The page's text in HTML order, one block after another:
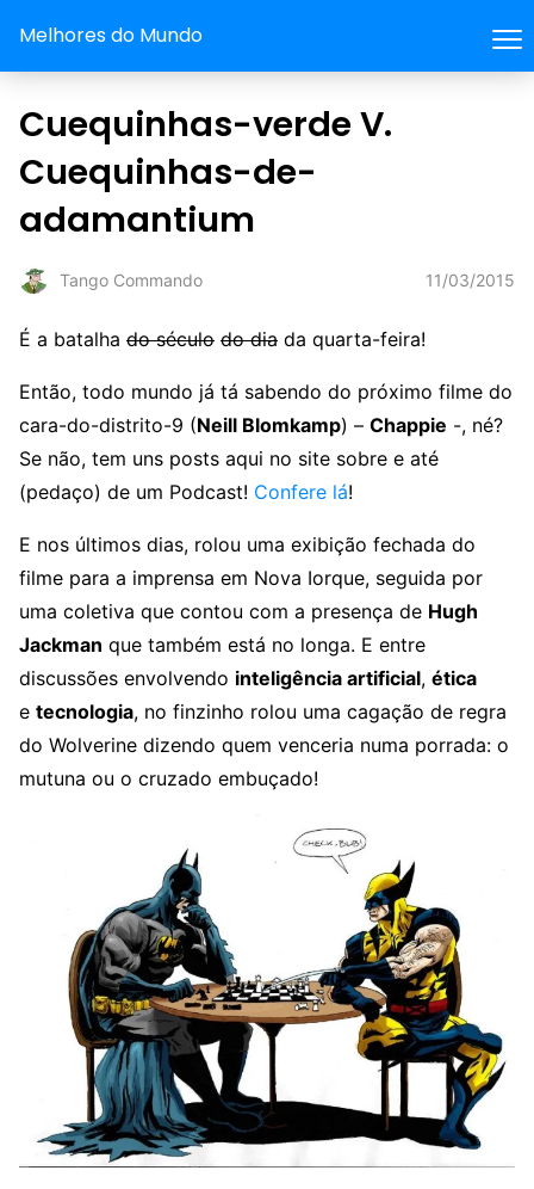
Melhores do Mundo
Cuequinhas-verde V.
Cuequinhas-de-
adamantium
Tango Commando 11/03/2015
É a batalha do século do dia da quarta-feira!
Então, todo mundo já tá sabendo do próximo filme do
cara-do-distrito-9 (Neill Blomkamp) – Chappie -, né?
Se não, tem uns posts aqui no site sobre e até
(pedaço) de um Podcast! Confere lá!
E nos últimos dias, rolou uma exibição fechada do
filme para a imprensa em Nova Iorque, seguida por
uma coletiva que contou com a presença de Hugh
Jackman que também está no longa. E entre
discussões envolvendo inteligência artificial, ética
e tecnologia, no finzinho rolou uma cagação de regra
do Wolverine dizendo quem venceria numa porrada: o
mutuna ou o cruzado embuçado!